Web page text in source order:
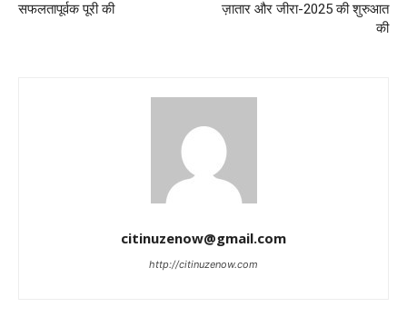
सफलतापूर्वक पूरी की
ज़ातार और जीरा-2025 की शुरुआत
की
citinuzenow@gmail.com
http://citinuzenow.com